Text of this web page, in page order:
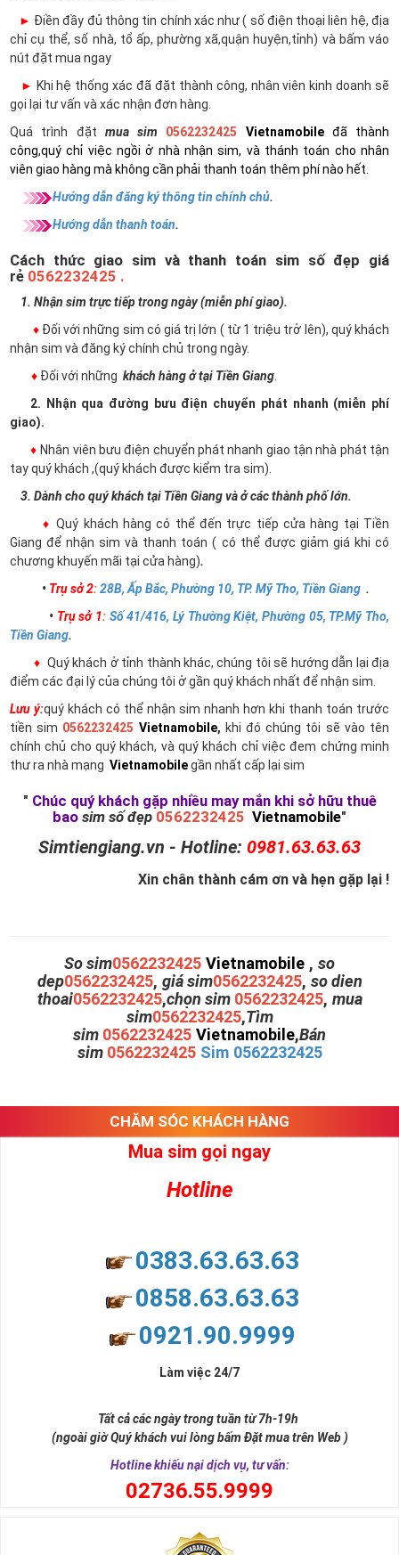
► Điền đầy đủ thông tin chính xác như ( số điện thoại liên hệ, địa
chỉ cụ thể, số nhà, tổ ấp, phường xã,quận huyện,tỉnh) và bấm váo
nút đặt mua ngay
► Khi hệ thống xác đã đặt thành công, nhân viên kinh doanh sẽ
gọi lại tư vấn và xác nhận đơn hàng.
Quá trình đặt mua sim 0562232425 Vietnamobile đã thành
công,quý chỉ việc ngồi ở nhà nhận sim, và thánh toán cho nhân
viên giao hàng mà không cần phải thanh toán thêm phí nào hết.
Hướng dẫn đăng ký thông tin chính chủ.
Hướng dẫn thanh toán.
Cách thức giao sim và thanh toán sim số đẹp giá
rẻ 0562232425 .
1. Nhận sim trực tiếp trong ngày (miễn phí giao).
♦ Đối với những sim có giá trị lớn ( từ 1 triệu trở lên), quý khách
nhận sim và đăng ký chính chủ trong ngày.
♦ Đối với những khách hàng ở tại Tiền Giang
2. Nhận qua đường bưu điện chuyển phát nhanh (miễn phí
giao).
♦ Nhân viên bưu điện chuyển phát nhanh giao tận nhà phát tận
tay quý khách ,(quý khách được kiểm tra sim).
3. Dành cho quý khách tại Tiền Giang và ở các thành phố lớn.
♦ Quý khách hàng có thể đến trực tiếp cửa hàng tại Tiền
Giang để nhận sim và thanh toán ( có thể được giảm giá khi có
chương khuyến mãi tại cửa hàng).
• Trụ sở 2:28B, Ấp Bắc, Phường 10, TP. Mỹ Tho, Tiền Giang .
• Trụ sở 1: Số 41/416, Lý Thường Kiệt, Phường 05, TP.Mỹ Tho,
Tiền Giang.
♦ Quý khách ở tỉnh thành khác, chúng tôi sẽ hướng dẫn lại địa
điểm các đại lý của chúng tôi ở gần quý khách nhất để nhận sim.
Lưu ý:quý khách có thể nhận sim nhanh hơn khi thanh toán trước
tiền sim 0562232425 Vietnamobile, khi đó chúng tôi sẽ vào tên
chính chủ cho quý khách, và quý khách chỉ việc đem chứng minh
thư ra nhà mạng Vietnamobilegần nhất cấp lại sim
" Chúc quý khách gặp nhiều may mắn khi sở hữu thuê
bao sim số đẹp 0562232425 Vietnamobile"
Simtiengiang.vn - Hotline: 0981.63.63.63
Xin chân thành cám ơn và hẹn gặp lại !
So sim0562232425 Vietnamobile , so
dep0562232425, giá sim0562232425, so dien
thoai0562232425,chọn sim 0562232425, mua
sim0562232425,Tìm
sim 0562232425 Vietnamobile,Bán
sim 0562232425 Sim 0562232425
CHĂM SÓC KHÁCH HÀNG
Mua sim gọi ngay
Hotline
0383.63.63.63
0858.63.63.63
0921.90.9999
Làm việc 24/7
Tất cả các ngày trong tuần từ 7h-19h
(ngoài giờ Quý khách vui lòng bấm Đặt mua trên Web )
Hotline khiếu nại dịch vụ, tư vấn:
02736.55.9999